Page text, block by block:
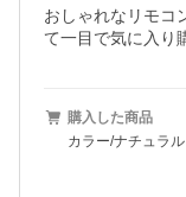
おしゃれなリモコ
て一目で気に入り
購入した商品
カラー/ナチュラル